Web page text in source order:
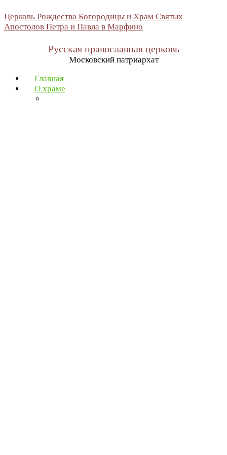
Церковь Рождества Богородицы и Храм Святых
Апостолов Петра и Павла в Марфино
Русская православная церковь
Московский патриархат
Главная
О храме